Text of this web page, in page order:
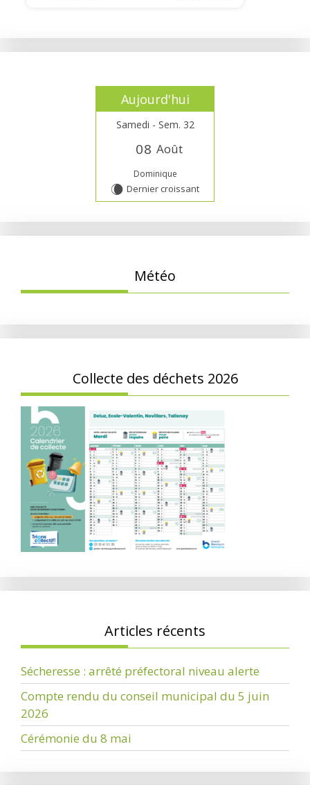
Aujourd'hui
Samedi - Sem. 32
08 Août
Dominique
W Dernier croissant
Météo
Collecte des déchets 2026
Articles récents
Sécheresse : arrêté préfectoral niveau alerte
Compte rendu du conseil municipal du 5 juin
2026
Cérémonie du 8 mai